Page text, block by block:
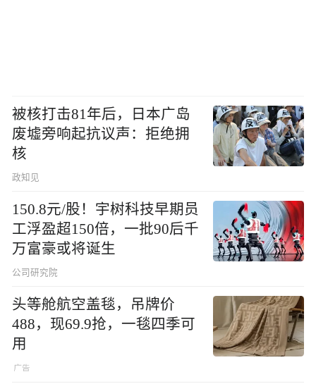
被核打击81年后，日本广岛
废墟旁响起抗议声：拒绝拥
核
政知见
150.8元/股！宇树科技早期员
工浮盈超150倍，一批90后千
万富豪或将诞生
公司研究院
头等舱航空盖毯，吊牌价
488，现69.9抢，一毯四季可
用